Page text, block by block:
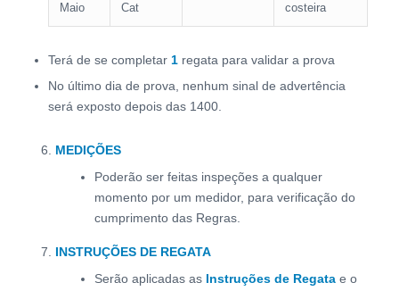
Maio
Cat
costeira
Terá de se completar1regata para validar a prova
No último dia de prova, nenhum sinal de advertência
será exposto depois das 1400.
MEDIÇÕES
Poderão ser feitas inspeções a qualquer
momento por um medidor, para verificação do
cumprimento das Regras.
INSTRUÇÕES DE REGATA
Serão aplicadas as Instruções de Regatae o